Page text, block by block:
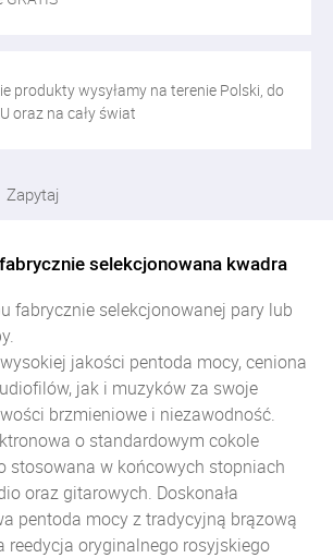
produkty wysyłamy na terenie Polski, do
oraz na cały świat
Zapytaj
selekcjonowana kwadra
fabrycznie selekcjonowanej pary lub
jakości pentoda mocy, ceniona
jak i muzyków za swoje
brzmieniowe i niezawodność.
o standardowym cokole
stosowana w końcowych stopniach
oraz gitarowych. Doskonała
pentoda mocy z tradycyjną brązową
reedycja oryginalnego rosyjskiego